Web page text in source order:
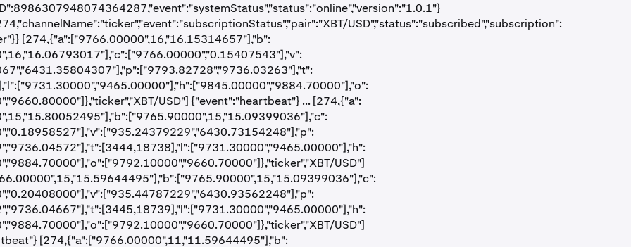
USD","status":"subscribed","subscription":
[274,{"a":["9766.00000",16,"16.15314657"],"b":
USD"] {"event":"heartbeat"} ... [274,{"a":
USD"]
USD"]
[274,{"a":["9766.00000",11,"11.59644495"],"b":